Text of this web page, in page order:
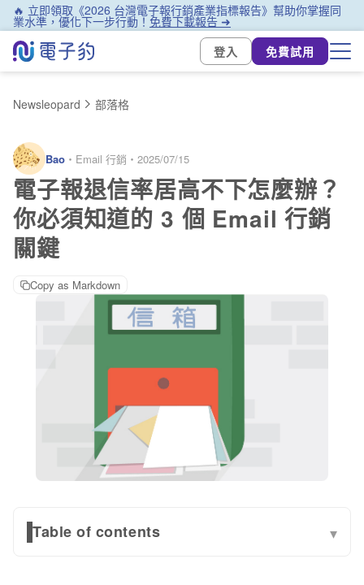
🔥 立即領取《2026 台灣電子報行銷產業指標報告》幫助你掌握同
業水準，優化下一步行動！免費下載報告 ➜
登入
免費試用
Newsleopard 部落格
Bao ・ Email 行銷 ・ 2025/07/15
電子報退信率居高不下怎麼辦？
你必須知道的 3 個 Email 行銷
關鍵
Copy as Markdown
Table of contents ▾